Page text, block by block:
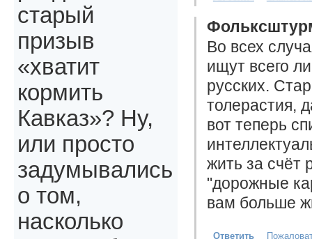
Во всех
ищут всего
русских.
толерастия,
вот теперь
жить за счёт
"дорожные
вам больше
Ответить
старый
призыв
«хватит
кормить
Кавказ»? Ну,
или просто
задумывались
о том,
насколько